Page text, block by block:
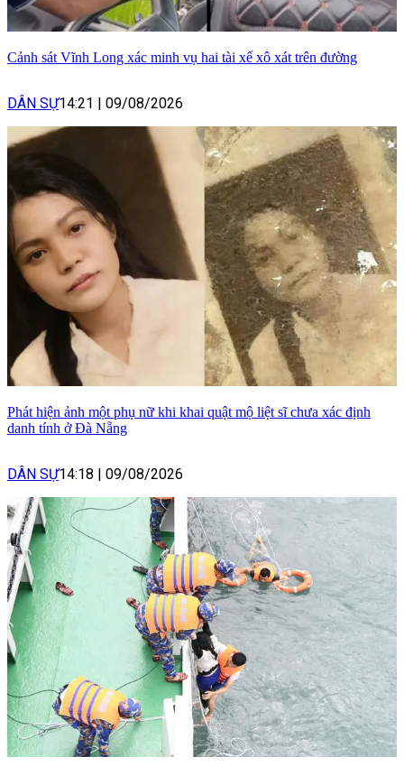
Cảnh sát Vĩnh Long xác minh vụ hai tài xế xô xát trên đường
DÂN SỰ14:21 09/08/2026
Phát hiện ảnh một phụ nữ khi khai quật mộ liệt sĩ chưa xác định
danh tính ở Đà Nẵng
DÂN SỰ14:18 09/08/2026